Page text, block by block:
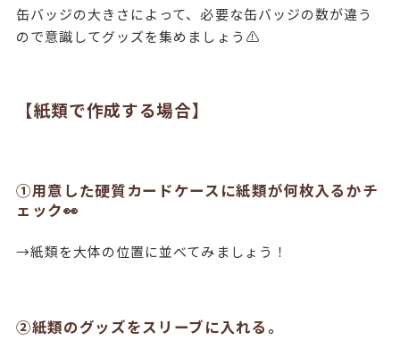
缶バッジの大きさによって、必要な缶バッジの数が違う
ので意識してグッズを集めましょう⚠️
【紙類で作成する場合】
①用意した硬質カードケースに紙類が何枚入るかチ
ェック👀
→紙類を大体の位置に並べてみましょう！
②紙類のグッズをスリーブに入れる。